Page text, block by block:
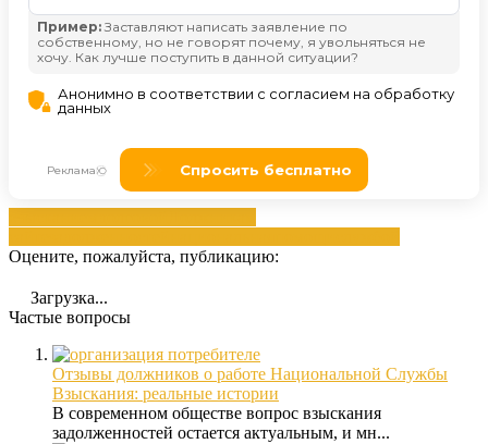
Оцените, пожалуйста, публикацию:
Загрузка...
Частые вопросы
Отзывы должников о работе Национальной Службы
Взыскания: реальные истории
В современном обществе вопрос взыскания
задолженностей остается актуальным, и мн...